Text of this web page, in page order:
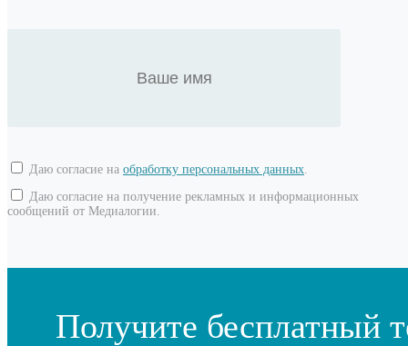
Даю согласие на обработку персональных данных.
Даю согласие на получение рекламных и информационных
сообщений от Медиалогии.
Получите бесплатный